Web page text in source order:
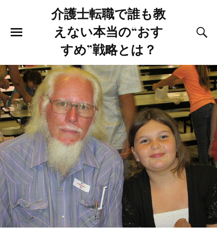
介護士転職で誰も教
えない本当の“おす
すめ”戦略とは？